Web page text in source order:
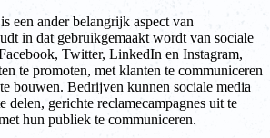
een ander belangrijk aspect van
in dat gebruikgemaakt wordt van sociale
Twitter, LinkedIn en Instagram,
te promoten, met klanten te communiceren
bouwen. Bedrijven kunnen sociale media
delen, gerichte reclamecampagnes uit te
hun publiek te communiceren.